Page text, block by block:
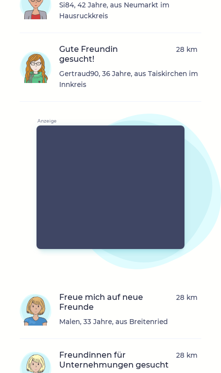
Si84, 42 Jahre, aus Neumarkt im
Hausruckkreis
Gute Freundin
gesucht!
Gertraud90, 36 Jahre, aus Taiskirchen im
Innkreis
28 km
Freue mich auf neue
Freunde
Malen, 33 Jahre, aus Breitenried
28 km
Freundinnen für
Unternehmungen gesucht
28 km